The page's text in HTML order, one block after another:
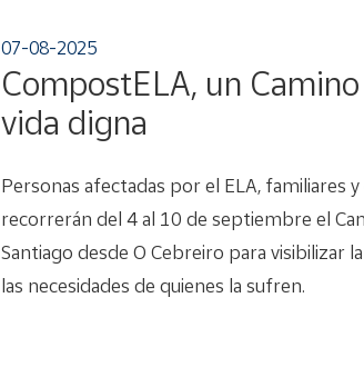
07-08-2025
CompostELA, un
vida digna
Personas afectadas por el ELA, familiares
recorrerán del 4 al 10 de septiembre el
Santiago desde O Cebreiro para visibilizar
las necesidades de quienes la sufren.